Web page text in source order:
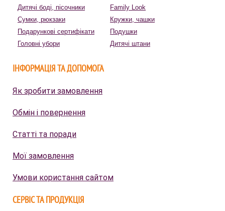
Дитячі боді, пісочники
Family Look
Сумки, рюкзаки
Кружки, чашки
Подарункові сертифікати
Подушки
Головні убори
Дитячі штани
ІНФОРМАЦІЯ ТА ДОПОМОГА
Як зробити замовлення
Обмін і повернення
Статті та поради
Мої замовлення
Умови користання сайтом
СЕРВІС ТА ПРОДУКЦІЯ